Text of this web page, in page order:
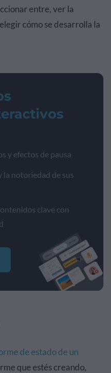
entre, ver la
cómo se desarrolla la
y efectos de pausa
notoriedad de sus
clave con
de estado de un
que estés creando,